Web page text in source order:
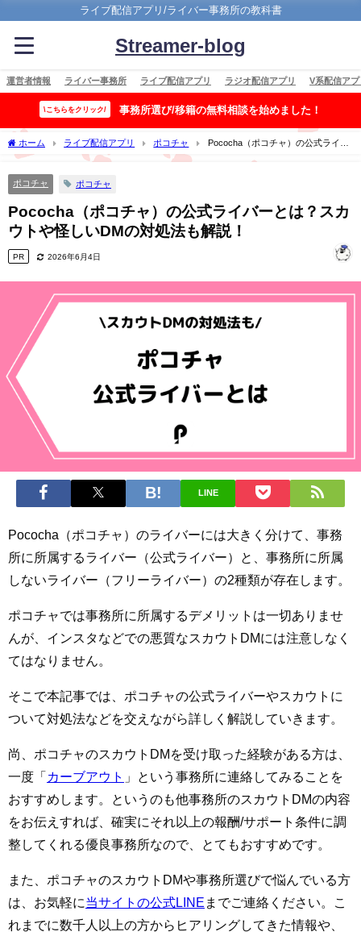
ライブ配信アプリ/ライバー事務所の教科書
Streamer-blog
運営者情報 ライバー事務所 ライブ配信アプリ ラジオ配信アプリ V系配信アプ
\こちらをクリック/ 事務所選び/移籍の無料相談を始めました！
ホーム ライブ配信アプリ ポコチャ
Pococha（ポコチャ）の公式ライバ
ーとは？スカウトや怪しいDMの対処法も解説！
ポコチャ ポコチャ
Pococha（ポコチャ）の公式ライバーとは？スカ
ウトや怪しいDMの対処法も解説！
PR 2026年6月4日
LINE
Pococha（ポコチャ）のライバーには大きく分けて、事務
所に所属するライバー（公式ライバー）と、事務所に所属
しないライバー（フリーライバー）の2種類が存在します。
ポコチャでは事務所に所属するデメリットは一切ありませ
んが、インスタなどでの悪質なスカウトDMには注意しなく
てはなりません。
そこで本記事では、ポコチャの公式ライバーやスカウトに
ついて対処法などを交えながら詳しく解説していきます。
尚、ポコチャのスカウトDMを受け取った経験がある方は、
一度「 カーブアウト 」という事務所に連絡してみることを
おすすめします。というのも他事務所のスカウトDMの内容
をお伝えすれば、確実にそれ以上の報酬/サポート条件に調
整してくれる優良事務所なので、とてもおすすめです。
また、ポコチャのスカウトDMや事務所選びで悩んでいる方
は、お気軽に当サイトの公式LINE までご連絡ください。こ
れまでに数千人以上の方からヒアリングしてきた情報や、